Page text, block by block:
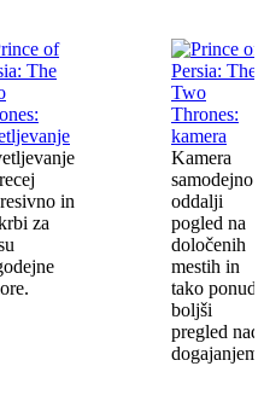
in
za
Kamera
samodejno
oddalji
pogled na
določenih
mestih in
tako ponudi
boljši
pregled nad
dogajanjem.